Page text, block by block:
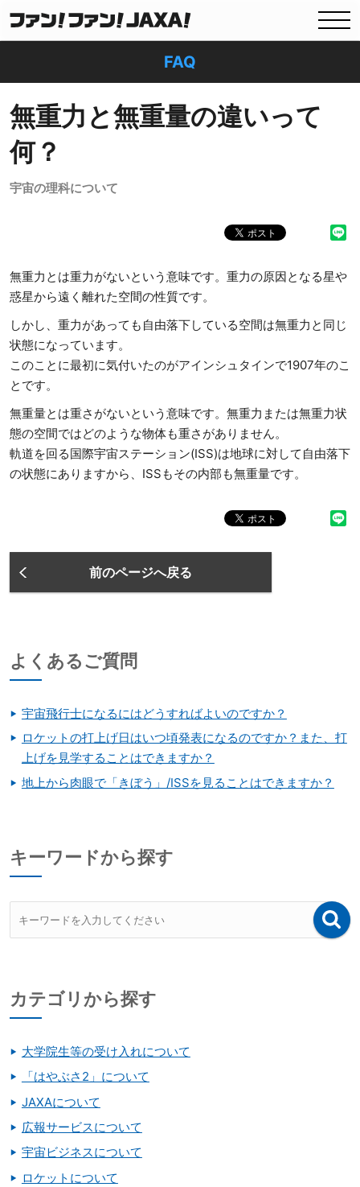
FAQ
無重力と無重量の違いって
何？
宇宙の理科について
無重力とは重力がないという意味です。重力の原因となる星や
惑星から遠く離れた空間の性質です。
しかし、重力があっても自由落下している空間は無重力と同じ
状態になっています。
このことに最初に気付いたのがアインシュタインで1907年のこ
とです。
無重量とは重さがないという意味です。無重力または無重力状
態の空間ではどのような物体も重さがありません。
軌道を回る国際宇宙ステーション(ISS)は地球に対して自由落下
の状態にありますから、ISSもその内部も無重量です。
前のページへ戻る
よくあるご質問
宇宙飛行士になるにはどうすればよいのですか？
ロケットの打上げ日はいつ頃発表になるのですか？また、打
上げを見学することはできますか？
地上から肉眼で「きぼう」/ISSを見ることはできますか？
キーワードから探す
カテゴリから探す
大学院生等の受け入れについて
「はやぶさ2」について
JAXAについて
広報サービスについて
宇宙ビジネスについて
ロケットについて